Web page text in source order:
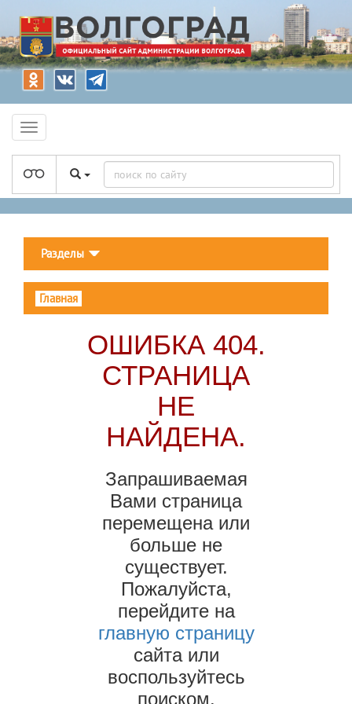
Разделы
Главная
ОШИБКА 404.
СТРАНИЦА
НЕ
НАЙДЕНА.
Запрашиваемая
Вами страница
перемещена или
больше не
существует.
Пожалуйста,
перейдите на
главную страницу
сайта или
воспользуйтесь
поиском.